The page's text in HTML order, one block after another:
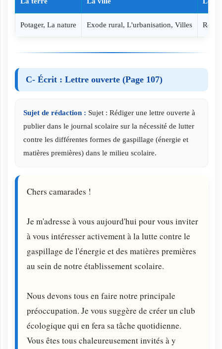
Potager, La nature Exode rural, L'urbanisation, Villes
C- Écrit : Lettre ouverte (Page 107)
Sujet de rédaction : Sujet : Rédiger une lettre ouverte à
publier dans le journal scolaire sur la nécessité de lutter
contre les différentes formes de gaspillage (énergie et
matières premières) dans le milieu scolaire.
Chers camarades !
Je m'adresse à vous aujourd'hui pour vous inviter
à vous intéresser activement à la lutte contre le
gaspillage de l'énergie et des matières premières
au sein de notre établissement scolaire.
Nous devons tous en faire notre principale
préoccupation. Je vous suggère de créer un club
écologique qui en fera sa tâche quotidienne.
Vous êtes tous chaleureusement invités à y